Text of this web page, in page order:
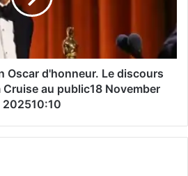
Oscar d'honneur. Le discours
au public18 November
202510:10